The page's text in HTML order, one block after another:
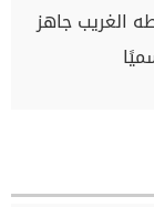
الغريب جاهز